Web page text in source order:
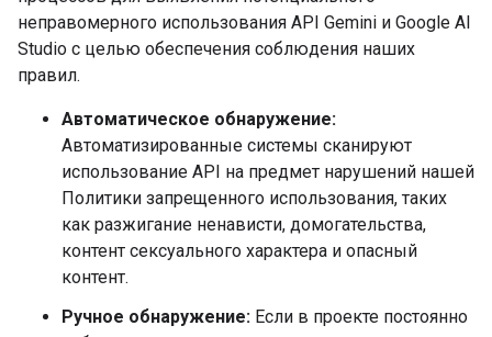
неправомерного использования API Gemini и Google AI
Studio с целью обеспечения соблюдения наших
правил.
Автоматическое обнаружение:
Автоматизированные системы сканируют
использование API на предмет нарушений нашей
Политики запрещенного использования, таких
как разжигание ненависти, домогательства,
контент сексуального характера и опасный
контент.
Ручное обнаружение: Если в проекте постоянно